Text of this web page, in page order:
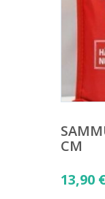
CM
13,90